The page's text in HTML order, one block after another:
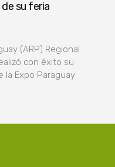
su feria
(ARP) Regional
con éxito su
la Expo Paraguay